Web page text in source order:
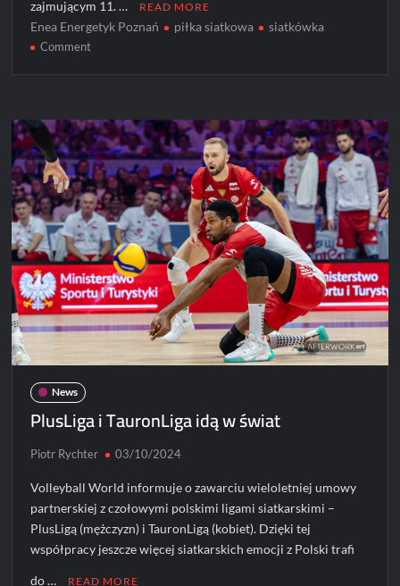
zajmującym 11. … READ MORE
Enea Energetyk Poznań piłka siatkowa siatkówka
Commenton
w
Poznaniu
–
Zwycięstwo
3:0
nad
Energetykiem
[ZDJĘCIA]
News
PlusLiga i TauronLiga idą w świat
Piotr Rychter 03/10/2024
Volleyball World informuje o zawarciu wieloletniej umowy
partnerskiej z czołowymi polskimi ligami siatkarskimi –
PlusLigą (mężczyzn) i TauronLigą (kobiet). Dzięki tej
współpracy jeszcze więcej siatkarskich emocji z Polski trafi
do … READ MORE